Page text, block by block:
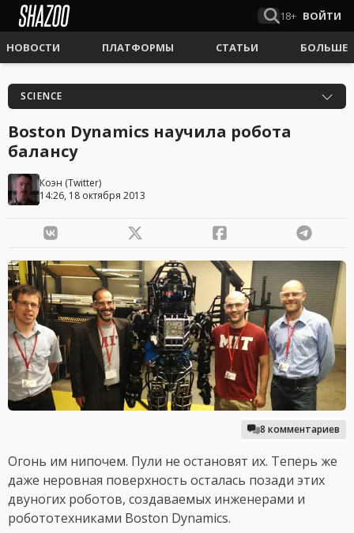
18+ ВОЙТИ
НОВОСТИ ПЛАТФОРМЫ СТАТЬИ БОЛЬШЕ
SCIENCE
Boston Dynamics научила робота
балансу
Коэн (Twitter)
14:26, 18 октября 2013
8 комментариев
Огонь им нипочем. Пули не остановят их. Теперь же
даже неровная поверхность осталась позади этих
двуногих роботов, создаваемых инженерами и
робототехниками Boston Dynamics.